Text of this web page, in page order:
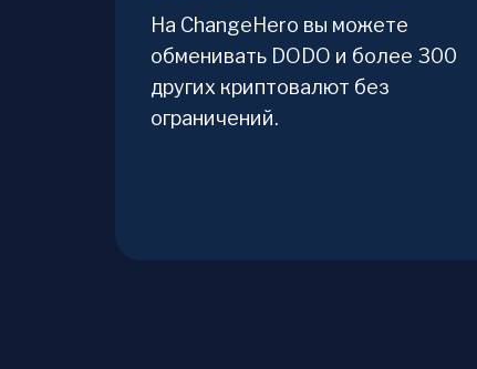
На ChangeHero вы можете
обменивать DODO и более 300
других криптовалют без
ограничений.